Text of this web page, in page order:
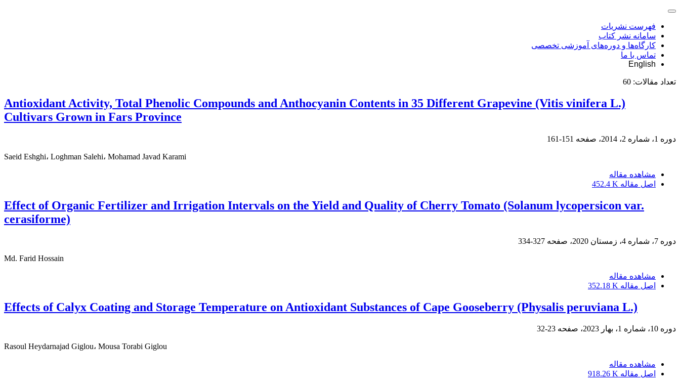
فهرست نشریات
سامانه نشر کتاب
کارگاه‌ها و دوره‌های آموزشی تخصصی
تماس با ما
English
تعداد مقالات: 60
Antioxidant Activity, Total Phenolic Compounds and Anthocyanin Contents in 35 Different Grapevine (Vitis vinifera L.)
Cultivars Grown in Fars Province
دوره 1، شماره 2، 2014، صفحه 151-161
Saeid Eshghi، Loghman Salehi، Mohamad Javad Karami
مشاهده مقاله
اصل مقاله 452.4 K
Effect of Organic Fertilizer and Irrigation Intervals on the Yield and Quality of Cherry Tomato (Solanum lycopersicon var.
cerasiforme)
دوره 7، شماره 4، زمستان 2020، صفحه
327-334
Md. Farid Hossain
مشاهده مقاله
اصل مقاله 352.18 K
Effects of Calyx Coating and Storage Temperature on Antioxidant Substances of Cape Gooseberry (Physalis peruviana L.)
دوره 10، شماره 1، بهار 2023، صفحه 23-32
Rasoul Heydarnajad Giglou، Mousa Torabi Giglou
مشاهده مقاله
اصل مقاله 918.26 K